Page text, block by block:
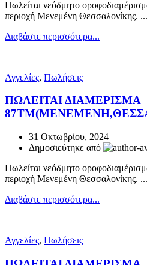
Πωλείται νεόδμητο
περιοχή Μενεμένη Θεσσαλονίκης. ...
Διαβάστε περισσότερα...
Αγγελίες, Πωλήσεις
ΠΩΛΕΙΤΑΙ ΔΙΑΜΕΡΙΣΜΑ
31 Οκτωβρίου, 2024
Δημοσιεύτηκε από
Πωλείται νεόδμητο
περιοχή Μενεμένη Θεσσαλονίκης. ...
Διαβάστε περισσότερα...
Αγγελίες, Πωλήσεις